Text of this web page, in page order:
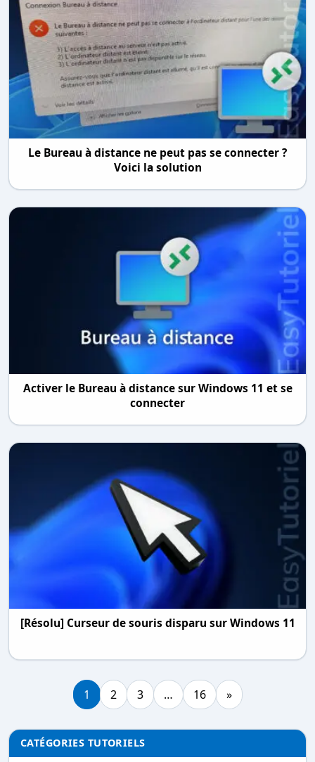
Le Bureau à distance ne peut pas se connecter ?
Voici la solution
Activer le Bureau à distance sur Windows 11 et se
connecter
[Résolu] Curseur de souris disparu sur Windows 11
1 2 3 … 16 »
CATÉGORIES TUTORIELS